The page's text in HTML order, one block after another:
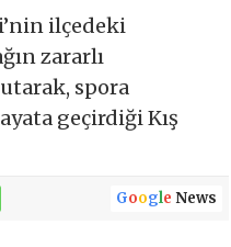
ilçedeki
zararlı
spora
geçirdiği Kış
Google News